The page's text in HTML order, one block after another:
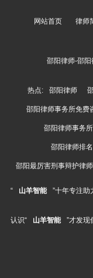
网站首页 律师
邵阳律师-邵
热点: 邵阳律师
邵阳律师事务所免费
邵阳律师事务
邵阳律师排
邵阳最厉害刑事辩护律师
“ 山羊智能
”十年专注
认识“
山羊智能
”才发